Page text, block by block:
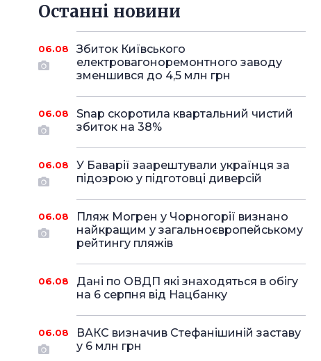
Останнi новини
06.08
Збиток Київського
електровагоноремонтного заводу
зменшився до 4,5 млн грн
06.08
Snap скоротила квартальний чистий
збиток на 38%
06.08
У Баварії заарештували українця за
підозрою у підготовці диверсій
06.08
Пляж Могрен у Чорногорії визнано
найкращим у загальноєвропейському
рейтингу пляжів
06.08
Дані по ОВДП які знаходяться в обігу
на 6 серпня від Нацбанку
06.08
ВАКС визначив Стефанішиній заставу
у 6 млн грн